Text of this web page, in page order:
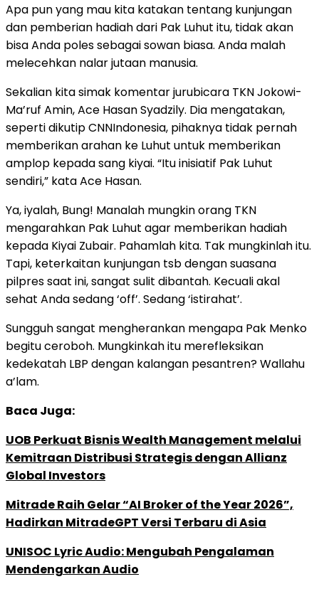
Apa pun yang mau kita katakan tentang kunjungan
dan pemberian hadiah dari Pak Luhut itu, tidak akan
bisa Anda poles sebagai sowan biasa. Anda malah
melecehkan nalar jutaan manusia.
Sekalian kita simak komentar jurubicara TKN Jokowi-
Ma’ruf Amin, Ace Hasan Syadzily. Dia mengatakan,
seperti dikutip CNNIndonesia, pihaknya tidak pernah
memberikan arahan ke Luhut untuk memberikan
amplop kepada sang kiyai. “Itu inisiatif Pak Luhut
sendiri,” kata Ace Hasan.
Ya, iyalah, Bung! Manalah mungkin orang TKN
mengarahkan Pak Luhut agar memberikan hadiah
kepada Kiyai Zubair. Pahamlah kita. Tak mungkinlah itu.
Tapi, keterkaitan kunjungan tsb dengan suasana
pilpres saat ini, sangat sulit dibantah. Kecuali akal
sehat Anda sedang ‘off’. Sedang ‘istirahat’.
Sungguh sangat mengherankan mengapa Pak Menko
begitu ceroboh. Mungkinkah itu merefleksikan
kedekatah LBP dengan kalangan pesantren? Wallahu
a’lam.
Baca Juga:
UOB Perkuat Bisnis Wealth Management melalui
Kemitraan Distribusi Strategis dengan Allianz
Global Investors
Mitrade Raih Gelar “AI Broker of the Year 2026”,
Hadirkan MitradeGPT Versi Terbaru di Asia
UNISOC Lyric Audio: Mengubah Pengalaman
Mendengarkan Audio